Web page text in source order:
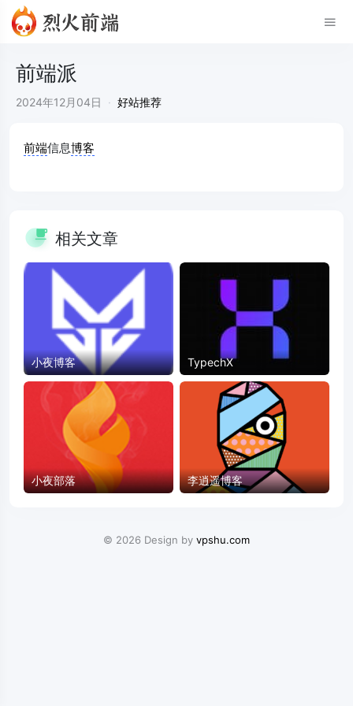
前端派
2024年12月04日 · 好站推荐
前端信息博客
相关文章
小夜博客 TypechX
小夜部落 李逍遥博客
© 2026 Design by vpshu.com